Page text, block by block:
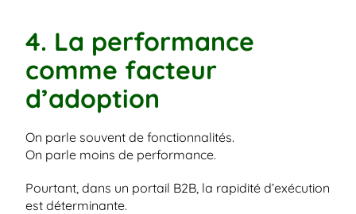
4. La performance
comme facteur
d’adoption
On parle souvent de fonctionnalités.
On parle moins de performance.
Pourtant, dans un portail B2B, la rapidité d’exécution
est déterminante.